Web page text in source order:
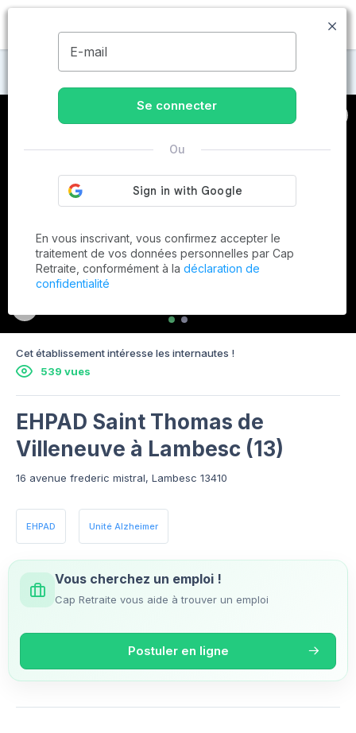
MENU
Maisons de retraite à Lambesc
Cet établissement intéresse les internautes !
539 vues
EHPAD Saint Thomas de
Villeneuve à Lambesc (13)
16 avenue frederic mistral, Lambesc 13410
EHPAD Unité Alzheimer
Vous cherchez un emploi !
Cap Retraite vous aide à trouver un emploi
Postuler en ligne
E-mail
Se connecter
Ou
En vous inscrivant, vous confirmez accepter le
traitement de vos données personnelles par Cap
Retraite, conformément à la déclaration de
confidentialité